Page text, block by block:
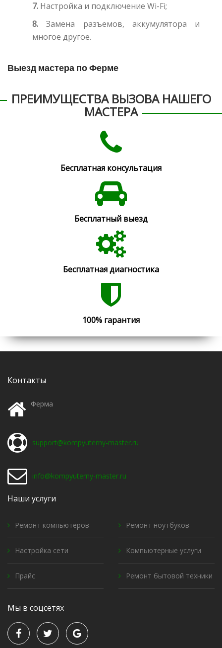
7. Настройка и подключение Wi-Fi;
8. Замена разъемов, аккумулятора и
многое другое.
Выезд мастера по Ферме
ПРЕИМУЩЕСТВА ВЫЗОВА НАШЕГО
МАСТЕРА
Бесплатная консультация
Бесплатный выезд
Бесплатная диагностика
100% гарантия
Контакты
Ферма
support@kompyuterny-master.ru
info@kompyuterny-master.ru
Наши услуги
Ремонт компьютеров Ремонт ноутбуков
Настройка сети Компьютерные услуги
Прайс Ремонт бытовой техники
Мы в соцсетях